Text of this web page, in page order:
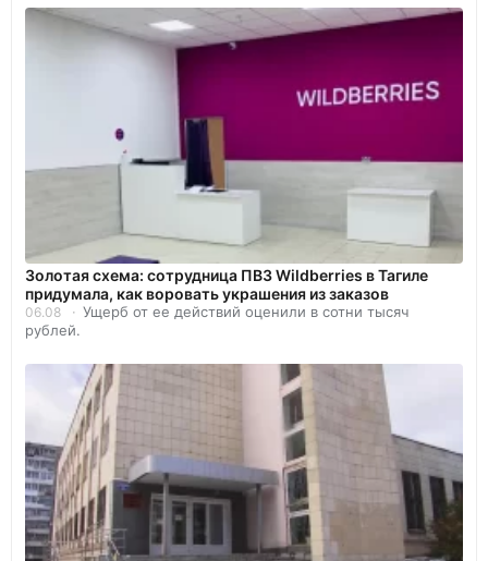
Золотая схема: сотрудница ПВЗ Wildberries в Тагиле
придумала, как воровать украшения из заказов
06.08
Ущерб от ее действий оценили в сотни тысяч
рублей.